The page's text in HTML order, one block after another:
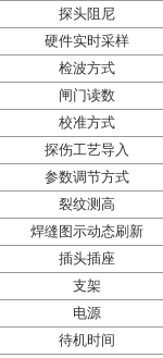
探头阻尼
硬件实时采样
检波方式
闸门读数
校准方式
探伤工艺导入
参数调节方式
裂纹测高
焊缝图示动态刷新
插头插座
支架
电源
待机时间